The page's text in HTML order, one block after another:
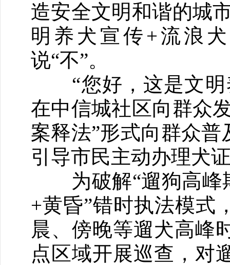
造安全文明和谐的城
明养犬宣传+流浪
说“不”。
“您好，这是文明
在中信城社区向群众
案释法”形式向群众
引导市民主动办理犬
为破解“遛狗高峰
+黄昏”错时执法模式
晨、傍晚等遛犬高峰
点区域开展巡查，对